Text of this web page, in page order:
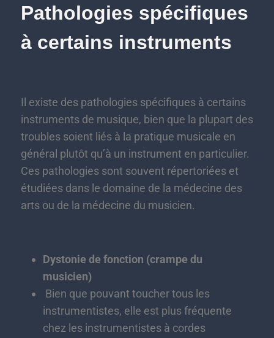
Pathologies spécifiques
à certains instruments
Il existe des pathologies spécifiques à certains
instruments de musique, bien que la plupart des
troubles soient liés à la pratique musicale en
général plutôt qu’à un instrument en particulier.
Ces pathologies sont souvent répertoriées et
étudiées dans le domaine de la médecine des
arts ou de la médecine du musicien.
Dystonie de fonction (crampe du
musicien)
Bien que pouvant toucher tous les
instrumentistes, elle est plus fréquente
chez les instrumentistes à cordes